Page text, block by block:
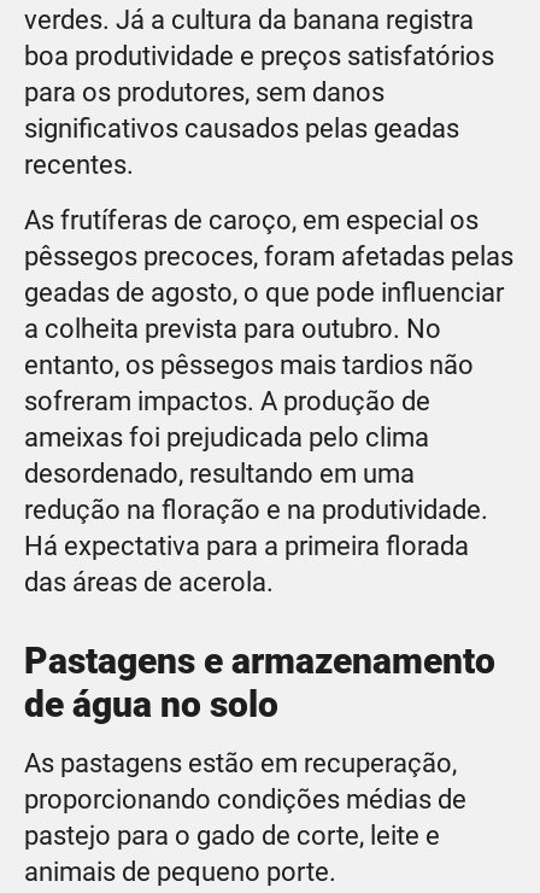
verdes. Já a cultura da banana registra
boa produtividade e preços satisfatórios
para os produtores, sem danos
significativos causados pelas geadas
recentes.
As frutíferas de caroço, em especial os
pêssegos precoces, foram afetadas pelas
geadas de agosto, o que pode influenciar
a colheita prevista para outubro. No
entanto, os pêssegos mais tardios não
sofreram impactos. A produção de
ameixas foi prejudicada pelo clima
desordenado, resultando em uma
redução na floração e na produtividade.
Há expectativa para a primeira florada
das áreas de acerola.
Pastagens e armazenamento
de água no solo
As pastagens estão em recuperação,
proporcionando condições médias de
pastejo para o gado de corte, leite e
animais de pequeno porte.